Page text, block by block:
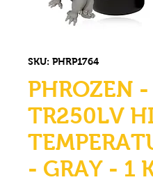
SKU: PHRP1764
PHROZEN -
TR250LV
- GRAY - 1